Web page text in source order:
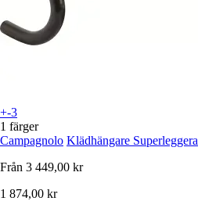
+-3
1 färger
Campagnolo Klädhängare Superleggera
Från 3 449,00 kr
1 874,00 kr